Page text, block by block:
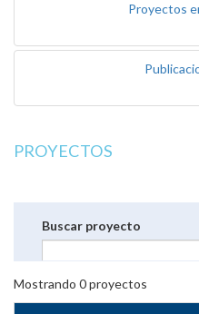
Proyectos
PROYECTOS
Buscar proyecto
Mostrando 0proyectos